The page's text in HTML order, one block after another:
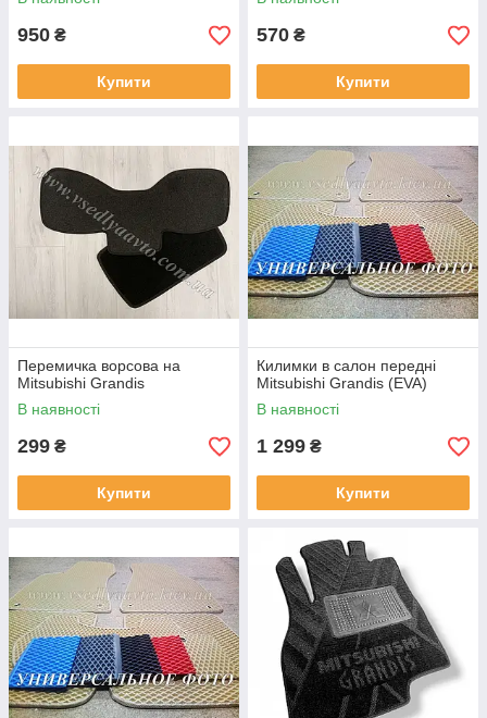
950 ₴
Купити
570 ₴
Купити
Перемичка ворсова на
Mitsubishi Grandis
В наявності
299 ₴
Купити
Килимки в салон передні
Mitsubishi Grandis (EVA)
В наявності
1 299 ₴
Купити